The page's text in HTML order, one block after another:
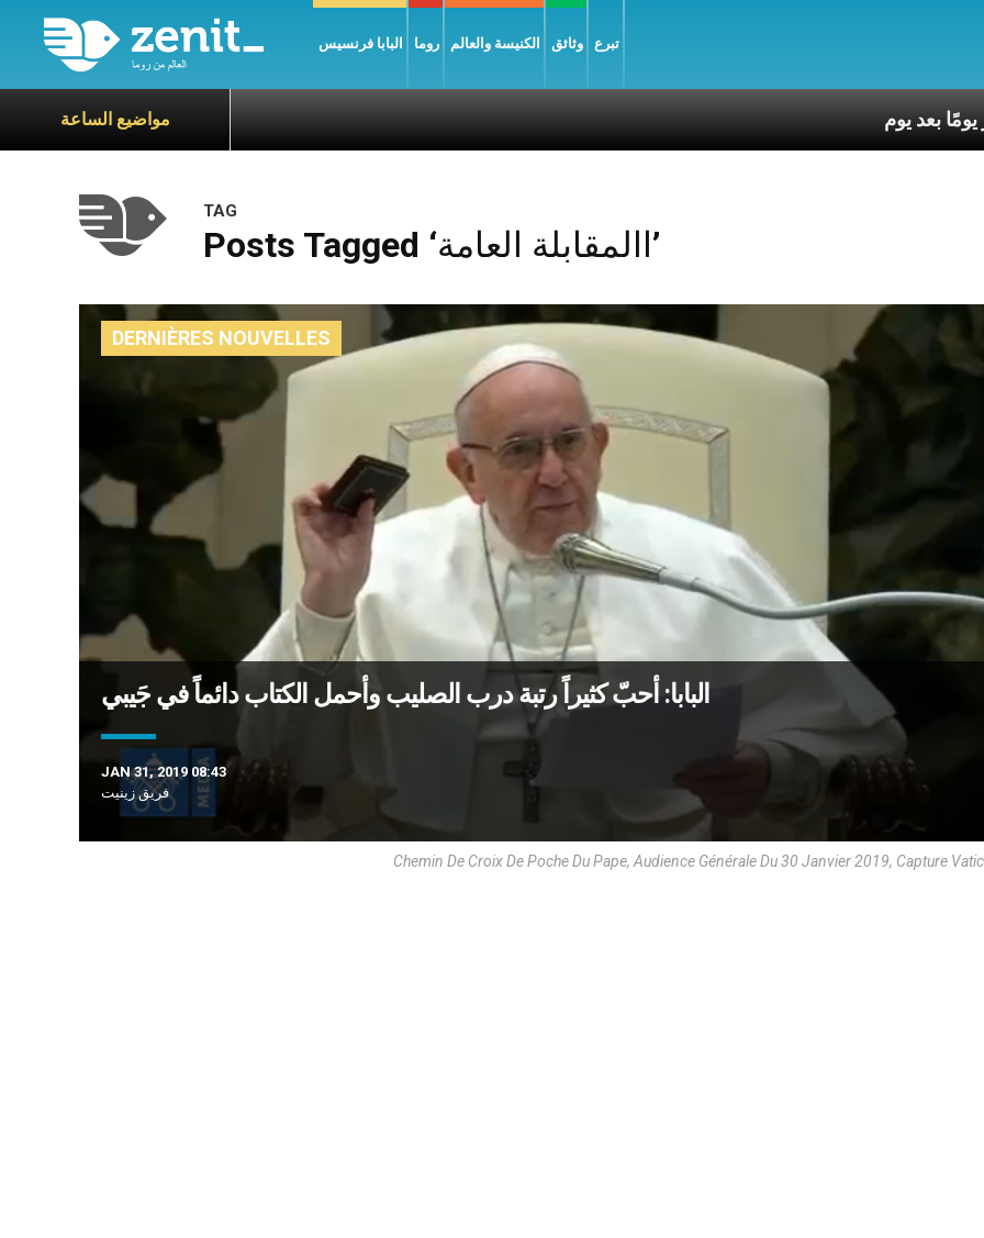
البابا فرنسيس روما الكنيسة والعالم وثائق تبرع
مواضيع الساعة
TAG
Posts Tagged ‘االمقابلة العامة’
DERNIÈRES NOUVELLES
البابا: أحبّ كثيراً رتبة درب الصليب وأحمل الكتاب دائماً في جَيبي
JAN 31, 2019 08:43
فريق زينيت
Chemin De Croix De Poche Du Pape, Audience Générale Du 30 Janvier 2019, Capture